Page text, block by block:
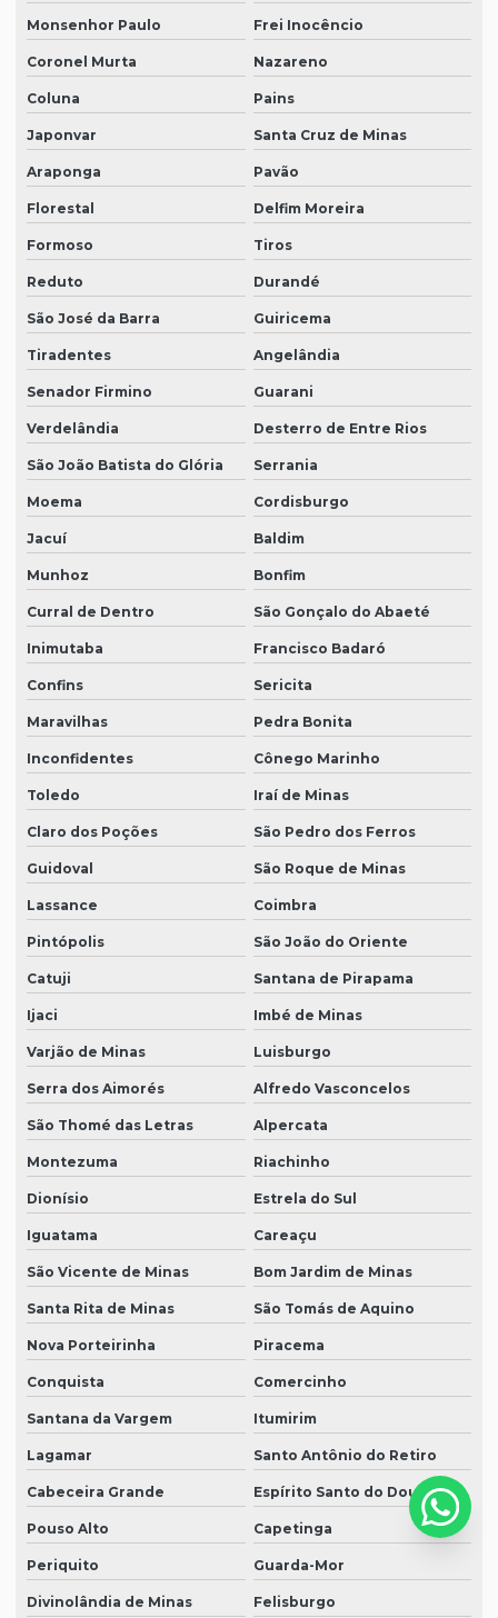
Monsenhor Paulo Frei Inocêncio
Coronel Murta Nazareno
Coluna Pains
Japonvar Santa Cruz de Minas
Araponga Pavão
Florestal Delfim Moreira
Formoso Tiros
Reduto Durandé
São José da Barra Guiricema
Tiradentes Angelândia
Senador Firmino Guarani
Verdelândia Desterro de Entre Rios
São João Batista do Glória Serrania
Moema Cordisburgo
Jacuí Baldim
Munhoz Bonfim
Curral de Dentro São Gonçalo do Abaeté
Inimutaba Francisco Badaró
Confins Sericita
Maravilhas Pedra Bonita
Inconfidentes Cônego Marinho
Toledo Iraí de Minas
Claro dos Poções São Pedro dos Ferros
Guidoval São Roque de Minas
Lassance Coimbra
Pintópolis São João do Oriente
Catuji Santana de Pirapama
Ijaci Imbé de Minas
Varjão de Minas Luisburgo
Serra dos Aimorés Alfredo Vasconcelos
São Thomé das Letras Alpercata
Montezuma Riachinho
Dionísio Estrela do Sul
Iguatama Careaçu
São Vicente de Minas Bom Jardim de Minas
Santa Rita de Minas São Tomás de Aquino
Nova Porteirinha Piracema
Conquista Comercinho
Santana da Vargem Itumirim
Lagamar Santo Antônio do Retiro
Cabeceira Grande Espírito Santo do Dourado
Pouso Alto Capetinga
Periquito Guarda-Mor
Divinolândia de Minas Felisburgo